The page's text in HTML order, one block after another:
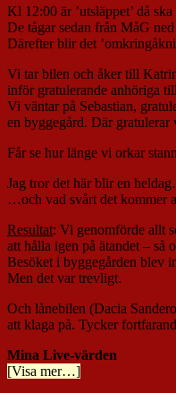
Kl 12:00 är ’utsläppet’ då
De tågar sedan från MåG
Därefter blir det
Vi tar bilen och åker till
inför gratulerande anhöriga
Vi väntar på Sebastian,
en byggegård. Där gratulerar
Får se hur länge vi orkar
Jag tror det här blir en
…och vad svårt det kommer
Resultat: Vi genomförde allt
att hålla igen på ätandet – så
Besöket i byggegården blev
Men det var trevligt.
Och lånebilen (Dacia
att klaga på. Tycker
Mina Live-värden
[Visa mer…]